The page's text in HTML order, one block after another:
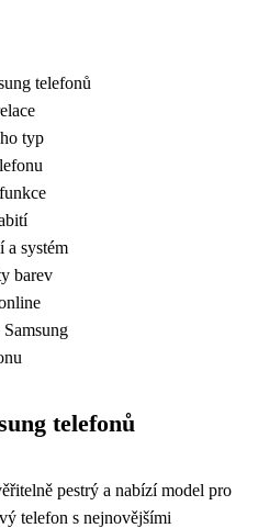
telefonů
typ
a systém
barev
telefonů
pestrý a nabízí model pro
telefon s nejnovějšími